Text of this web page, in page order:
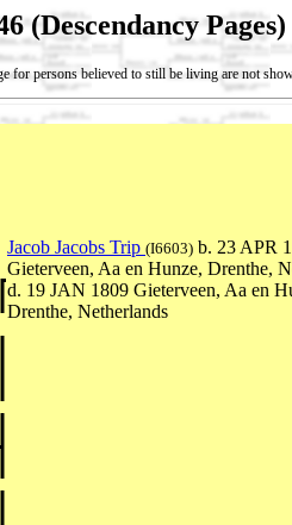
(Descendancy Pages)
for persons believed to still be living are not
Jacob Jacobs Trip (I6603) b. 23 APR
Gieterveen, Aa en Hunze, Drenthe,
d. 19 JAN 1809 Gieterveen, Aa en
Drenthe, Netherlands